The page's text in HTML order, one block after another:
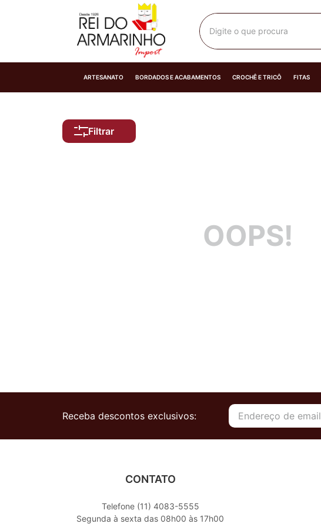
Digite o que procura
ARTESANATO BORDADOS E ACABAMENTOS CROCHÊ E TRICÔ FITAS
Filtrar
OOPS!
Receba descontos exclusivos:
CONTATO
Telefone (11) 4083-5555
Segunda à sexta das 08h00 às 17h00